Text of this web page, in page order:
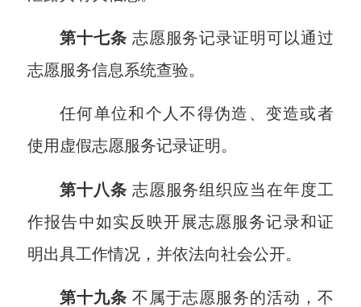
第十七条 志愿服务记录证明可以通过
志愿服务信息系统查验。
任何单位和个人不得伪造、变造或者
使用虚假志愿服务记录证明。
第十八条 志愿服务组织应当在年度工
作报告中如实反映开展志愿服务记录和证
明出具工作情况，并依法向社会公开。
第十九条 不属于志愿服务的活动，不